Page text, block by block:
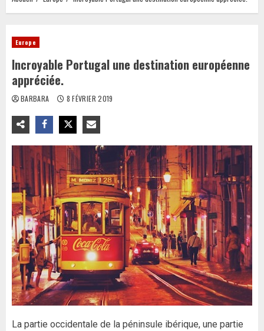
Europe
Incroyable Portugal une destination européenne
appréciée.
BARBARA 8 FÉVRIER 2019
La partie occidentale de la péninsule ibérique, une partie